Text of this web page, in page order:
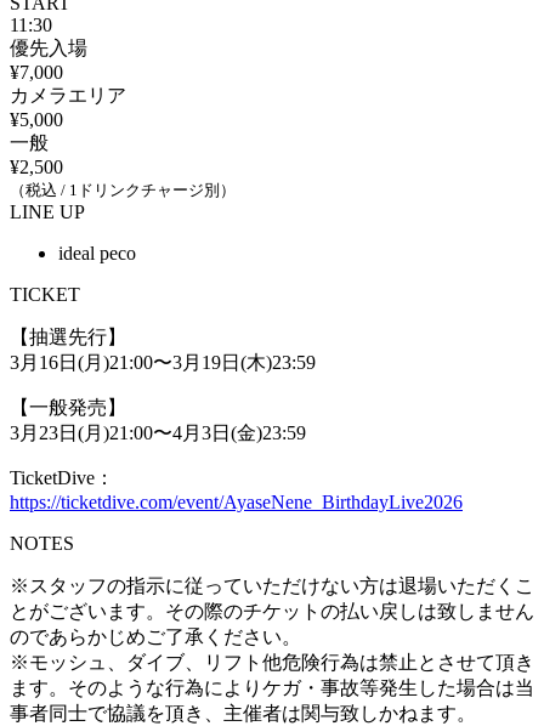
11:30
優先入場
¥7,000
カメラエリア
¥5,000
一般
¥2,500
（税込 / 1ドリンクチャージ別）
LINE UP
ideal peco
TICKET
【抽選先行】
3月16日(月)21:00〜3月19日(木)23:59
【一般発売】
3月23日(月)21:00〜4月3日(金)23:59
TicketDive：
https://ticketdive.com/event/AyaseNene_BirthdayLive2026
NOTES
※スタッフの指示に従っていただけない方は退場いただくこ
とがございます。その際のチケットの払い戻しは致しません
のであらかじめご了承ください。
※モッシュ、ダイブ、リフト他危険行為は禁止とさせて頂き
ます。そのような行為によりケガ・事故等発生した場合は当
事者同士で協議を頂き、主催者は関与致しかねます。